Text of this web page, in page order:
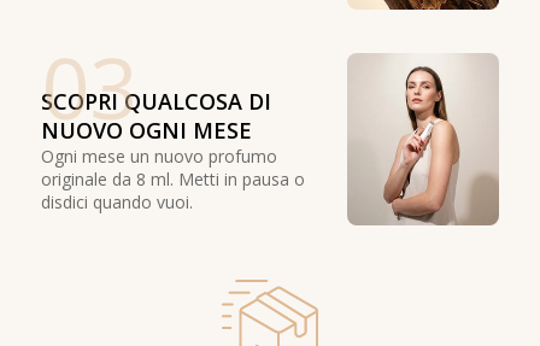
03
SCOPRI QUALCOSA DI
NUOVO OGNI MESE
Ogni mese un nuovo profumo
originale da 8 ml. Metti in pausa o
disdici quando vuoi.